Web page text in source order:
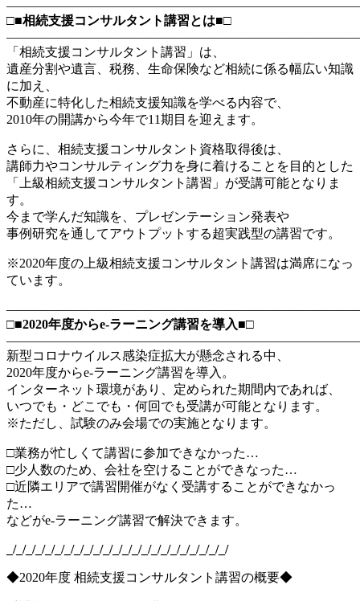
□■相続支援コンサルタント講習とは■□
「相続支援コンサルタント講習」は、
遺産分割や遺言、税務、生命保険など相続に係る幅広い知識
に加え、
不動産に特化した相続支援知識を学べる内容で、
2010年の開講から今年で11期目を迎えます。
さらに、相続支援コンサルタント資格取得後は、
講師力やコンサルティング力を身に着けることを目的とした
「上級相続支援コンサルタント講習」が受講可能となりま
す。
今まで学んだ知識を、プレゼンテーション発表や
事例研究を通してアウトプットする超実践型の講習です。
※2020年度の上級相続支援コンサルタント講習は満席になっ
ています。
□■2020年度からe-ラーニング講習を導入■□
新型コロナウイルス感染症拡大が懸念される中、
2020年度からe-ラーニング講習を導入。
インターネット環境があり、定められた期間内であれば、
いつでも・どこでも・何回でも受講が可能となります。
※ただし、試験のみ会場での実施となります。
□業務が忙しくて講習に参加できなかった…
□少人数のため、会社を空けることができなった…
□近隣エリアで講習開催がなく受講することができなかっ
た…
などがe-ラーニング講習で解決できます。
_/_/_/_/_/_/_/_/_/_/_/_/_/_/_/_/_/_/_/_/_/_/_/
◆2020年度 相続支援コンサルタント講習の概要◆